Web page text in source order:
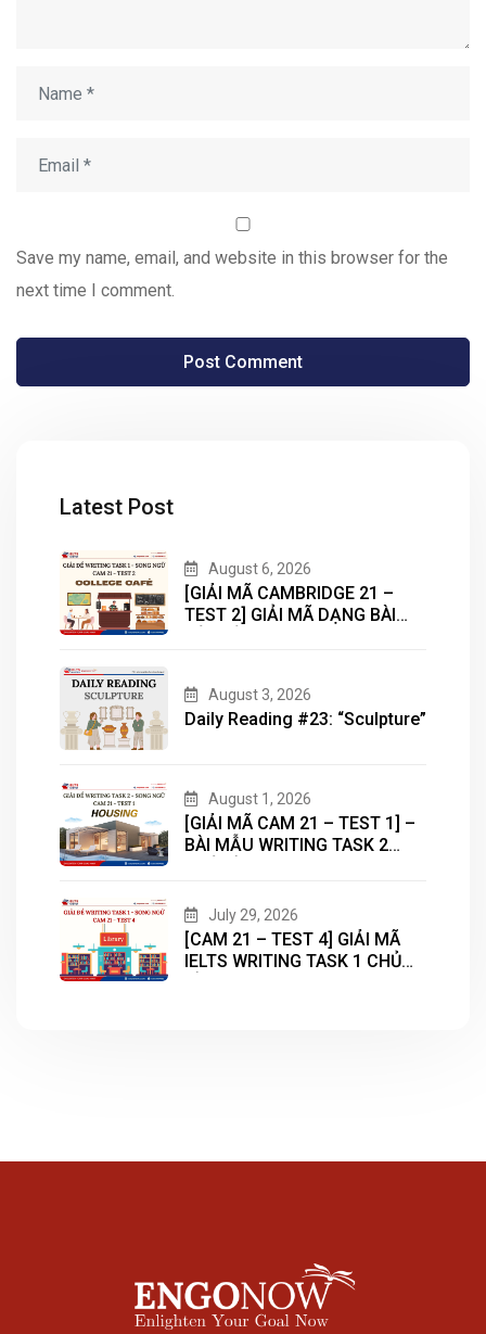
Save my name, email, and website in this browser for the
next time I comment.
Latest Post
August 6, 2026
[GIẢI MÃ CAMBRIDGE 21 –
TEST 2] GIẢI MÃ DẠNG BÀI
August 3, 2026
Daily Reading #23: “Sculpture”
August 1, 2026
[GIẢI MÃ CAM 21 – TEST 1] –
BÀI MẪU WRITING TASK 2
July 29, 2026
[CAM 21 – TEST 4] GIẢI MÃ
IELTS WRITING TASK 1 CHỦ